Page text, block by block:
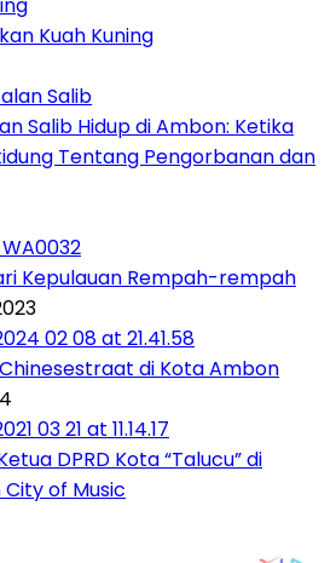
Kuah Kuning
Salib Hidup di Ambon: Ketika
Tentang Pengorbanan dan
Kepulauan Rempah-rempah
di Kota Ambon
DPRD Kota “Talucu” di
of Music